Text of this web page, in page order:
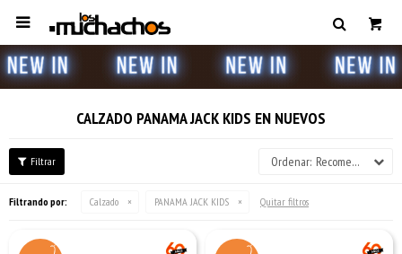

CALZADO PANAMA JACK KIDS EN NUEVOS
Recomendados
Filtrando por: Calzado PANAMA JACK KIDS Quitar filtros